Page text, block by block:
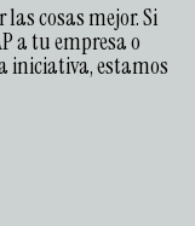
cosas mejor. Si
a tu empresa o
iniciativa, estamos